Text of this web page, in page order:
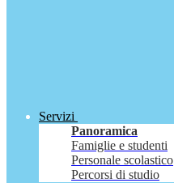
Servizi
Panoramica
Famiglie e studenti
Personale scolastico
Percorsi di studio